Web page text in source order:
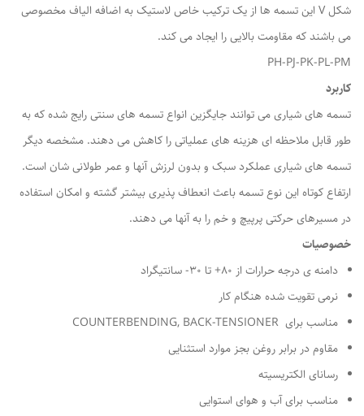
شکل V این تسمه ها از یک ترکیب خاص لاستیک به اضافه الیاف مخصوصی
می باشند که مقاومت بالایی را ایجاد می کند.
PH-PJ-PK-PL-PM
کاربرد
تسمه های شیاری می توانند جایگزین انواع تسمه های سنتی رایج شده که به
طور قابل ملاحظه ای هزینه های عملیاتی را کاهش می دهند. مشخصه دیگر
تسمه های شیاری عملکرد سبک و بدون لرزش آنها و عمر طولانی شان است.
ارتفاع کوتاه این نوع تسمه باعث انعطاف پذیری بیشتر گشته و امکان استفاده
در مسیرهای حرکتی پرپیچ و خم را به آنها می دهند.
خصوصیات
دامنه ی درجه حرارات از ۸۰+ تا ۳۰- سانتیگراد
نرمی تقویت شده هنگام کار
مناسب برای COUNTERBENDING, BACK-TENSIONER
مقاوم در برابر روغن بجز موارد استثنایی
رسانای الکتریسیته
مناسب برای آب و هوای استوایی